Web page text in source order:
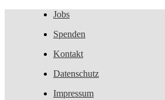
Jobs
Spenden
Kontakt
Datenschutz
Impressum